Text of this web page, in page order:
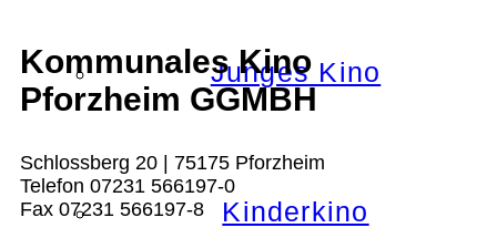
Junges Kino
Kinderkino
Kommunales Kino
Pforzheim GGMBH
Schlossberg 20 | 75175 Pforzheim
Telefon 07231 566197-0
Fax 07231 566197-8